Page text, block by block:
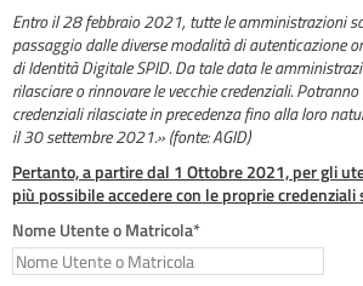
Entro il 28 febbraio 2021, tutte le amministrazioni
passaggio dalle diverse modalità di autenticazione
di Identità Digitale SPID. Da tale data le
rilasciare o rinnovare le vecchie credenziali.
credenziali rilasciate in precedenza fino alla loro
il 30 settembre 2021.» (fonte: AGID)
Pertanto, a partire dal 1 Ottobre 2021, per gli
più possibile accedere con le proprie credenziali
Nome Utente o Matricola*